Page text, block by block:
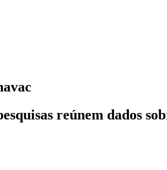
reúnem dados